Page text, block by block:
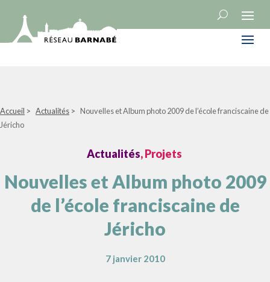
Accueil > Actualités > Nouvelles et Album photo 2009 de l’école franciscaine de
Jéricho
Actualités, Projets
Nouvelles et Album photo 2009
de l’école franciscaine de
Jéricho
7 janvier 2010